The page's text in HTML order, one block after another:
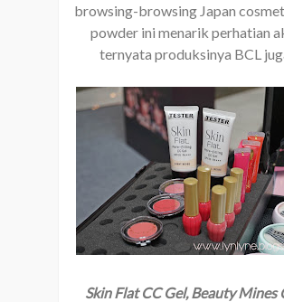
browsing-browsing Japan
powder ini menarik perhatian
ternyata produksinya BCL
Skin Flat CC Gel, Beauty Mines